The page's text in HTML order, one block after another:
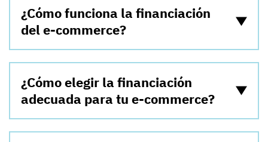
¿Cómo funciona la financiación
del e-commerce?
¿Cómo elegir la financiación
adecuada para tu e-commerce?